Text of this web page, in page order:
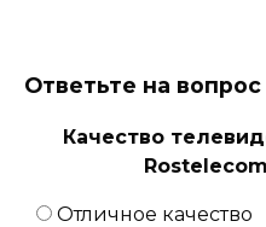
Ответьте на вопрос
Качество
Rostelecom
Отличное качество